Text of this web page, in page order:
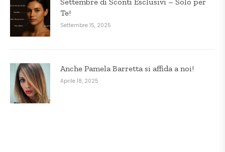
Te!
Settembre 15, 2025
Anche Pamela Barretta si affida a noi!
Aprile 18, 2025